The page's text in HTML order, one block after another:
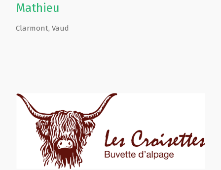
Mathieu
Clarmont, Vaud